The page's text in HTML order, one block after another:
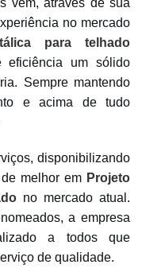
vem, através de sua
no mercado
para telhado
eficiência um sólido
Sempre mantendo
e acima de tudo
disponibilizando
melhor em Projeto
no mercado atual.
a empresa
a todos que
de qualidade.